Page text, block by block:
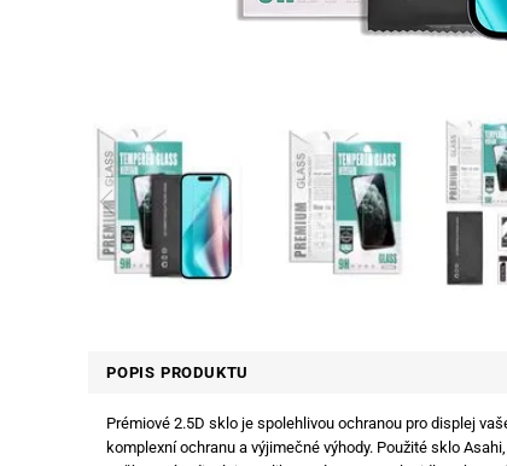
POPIS PRODUKTU
Prémiové 2.5D sklo je spolehlivou ochranou pro displej
komplexní ochranu a výjimečné výhody. Použité sklo